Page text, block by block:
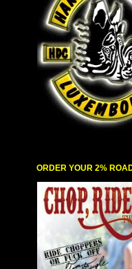
ORDER YOUR 2%